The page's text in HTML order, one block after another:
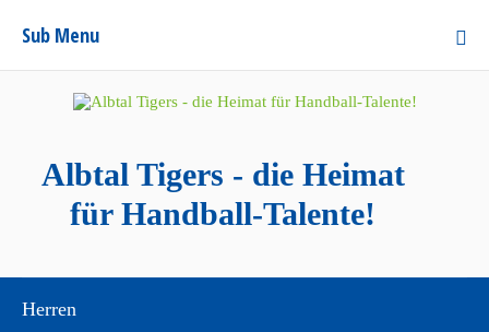
Sub Menu
Albtal Tigers - die Heimat
für Handball-Talente!
Herren